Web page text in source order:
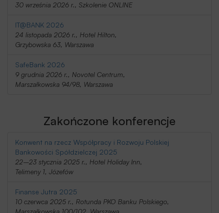
30 września 2026 r., Szkolenie ONLINE
IT@BANK 2026
24 listopada 2026 r., Hotel Hilton,
Grzybowska 63, Warszawa
SafeBank 2026
9 grudnia 2026 r., Novotel Centrum,
Marszałkowska 94/98, Warszawa
Zakończone konferencje
Konwent na rzecz Współpracy i Rozwoju Polskiej
Bankowości Spółdzielczej 2025
22–23 stycznia 2025 r., Hotel Holiday Inn,
Telimeny 1, Józefów
Finanse Jutra 2025
10 czerwca 2025 r., Rotunda PKO Banku Polskiego,
Marszałkowska 100/102, Warszawa